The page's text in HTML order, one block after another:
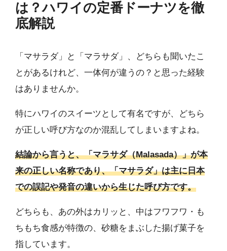
は？ハワイの定番ドーナツを徹
底解説
「マサラダ」と「マラサダ」、どちらも聞いたこ
とがあるけれど、一体何が違うの？と思った経験
はありませんか。
特にハワイのスイーツとして有名ですが、どちら
が正しい呼び方なのか混乱してしまいますよね。
結論から言うと、「マラサダ（Malasada）」が本
来の正しい名称であり、「マサラダ」は主に日本
での誤記や発音の違いから生じた呼び方です。
どちらも、あの外はカリッと、中はフワフワ・も
ちもち食感が特徴の、砂糖をまぶした揚げ菓子を
指しています。